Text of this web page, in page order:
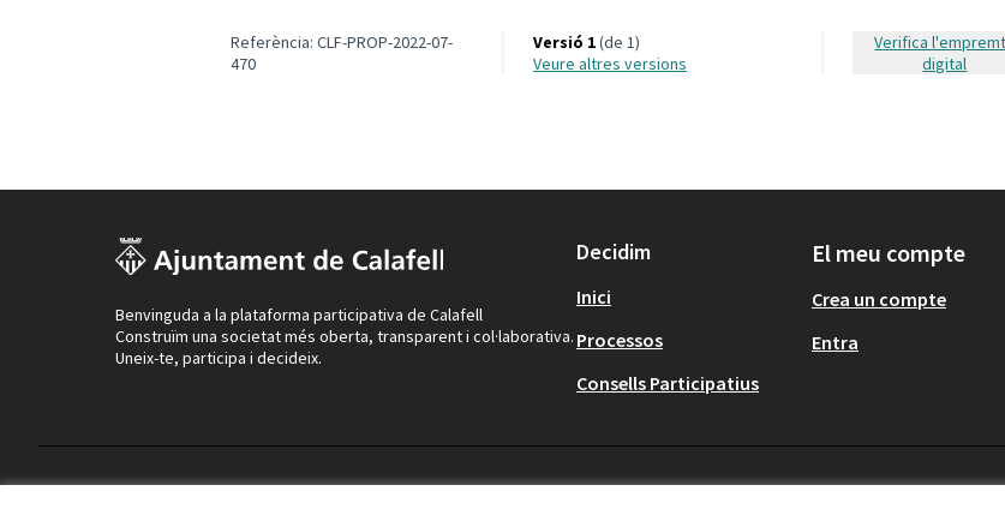
Referència: CLF-PROP-2022-07-
470
Versió 1(de 1)
veure altres versions
Verifica l'empremta
digital
Benvinguda a la plataforma participativa de Calafell
Construïm una societat més oberta, transparent i col·laborativa.
Uneix-te, participa i decideix.
Decidim
Inici
Processos
Consells Participatius
El meu compte
Crea un compte
Entra